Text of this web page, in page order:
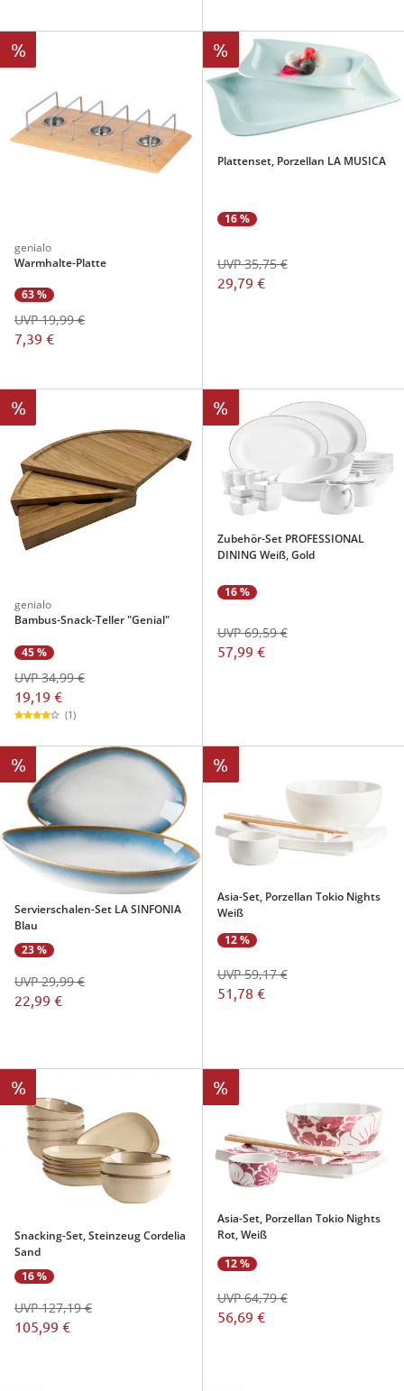
%
genialo
Warmhalte-Platte
63 %
7,39 €
UVP 19,99 €
%
Plattenset, Porzellan LA MUSICA
16 %
29,79 €
UVP 35,75 €
%
genialo
Bambus-Snack-Teller "Genial"
45 %
19,19 €
UVP 34,99 €
(1)
%
Zubehör-Set PROFESSIONAL
DINING Weiß, Gold
16 %
57,99 €
UVP 69,59 €
%
Servierschalen-Set LA SINFONIA
Blau
23 %
22,99 €
UVP 29,99 €
%
Asia-Set, Porzellan Tokio Nights
Weiß
12 %
51,78 €
UVP 59,17 €
%
Snacking-Set, Steinzeug Cordelia
Sand
16 %
105,99 €
UVP 127,19 €
%
Asia-Set, Porzellan Tokio Nights
Rot, Weiß
12 %
56,69 €
UVP 64,79 €